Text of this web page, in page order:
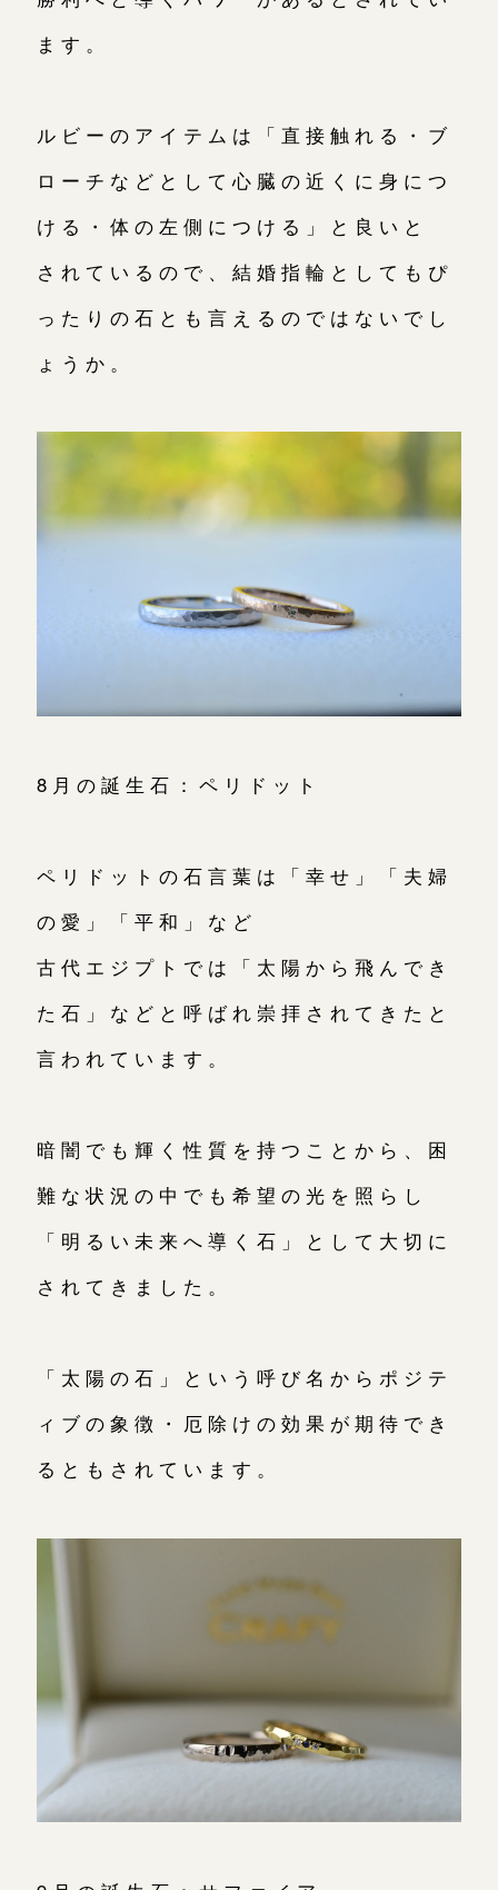
ます。
ルビーのアイテムは「直接触れる・ブ
ローチなどとして心臓の近くに身につ
ける・体の左側につける」と良いと
されているので、結婚指輪としてもぴ
ったりの石とも言えるのではないでし
ょうか。
8月の誕生石：ペリドット
ペリドットの石言葉は「幸せ」「夫婦
の愛」「平和」など
古代エジプトでは「太陽から飛んでき
た石」などと呼ばれ崇拝されてきたと
言われています。
暗闇でも輝く性質を持つことから、困
難な状況の中でも希望の光を照らし
「明るい未来へ導く石」として大切に
されてきました。
「太陽の石」という呼び名からポジテ
ィブの象徴・厄除けの効果が期待でき
るともされています。